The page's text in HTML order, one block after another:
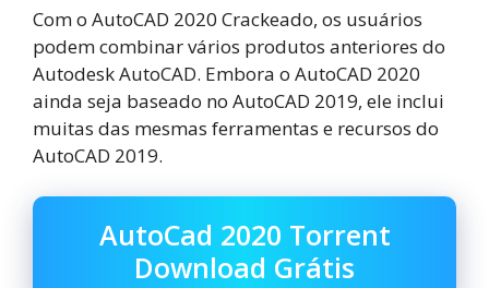
Com o AutoCAD 2020 Crackeado, os usuários
podem combinar vários produtos anteriores do
Autodesk AutoCAD. Embora o AutoCAD 2020
ainda seja baseado no AutoCAD 2019, ele inclui
muitas das mesmas ferramentas e recursos do
AutoCAD 2019.
AutoCad 2020 Torrent
Download Grátis